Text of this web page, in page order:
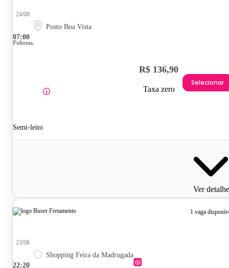
07:00
24/08
Posto Boa Vista
Poltrona
Semi-leito
R$ 136,90
Taxa zero
Selecionar
Ver
1 vaga
22:20
23/08
Shopping Feira da Madrugada